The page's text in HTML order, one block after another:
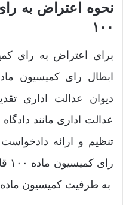
نحوه اعتراض به
۱۰۰
برای اعتراض به رای
دیوان عدالت اداری
عدالت اداری مانند
تنظیم و ارائه
به طرفیت کمیسیون ماده ۱۰۰ تنظیم می شود.